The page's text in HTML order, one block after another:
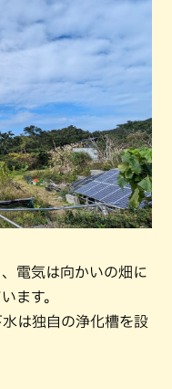
電気は向かいの畑に
ます。
は独自の浄化槽を設